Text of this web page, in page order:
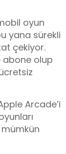
oyun
yana sürekli
çekiyor.
abone olup
Arcade’i